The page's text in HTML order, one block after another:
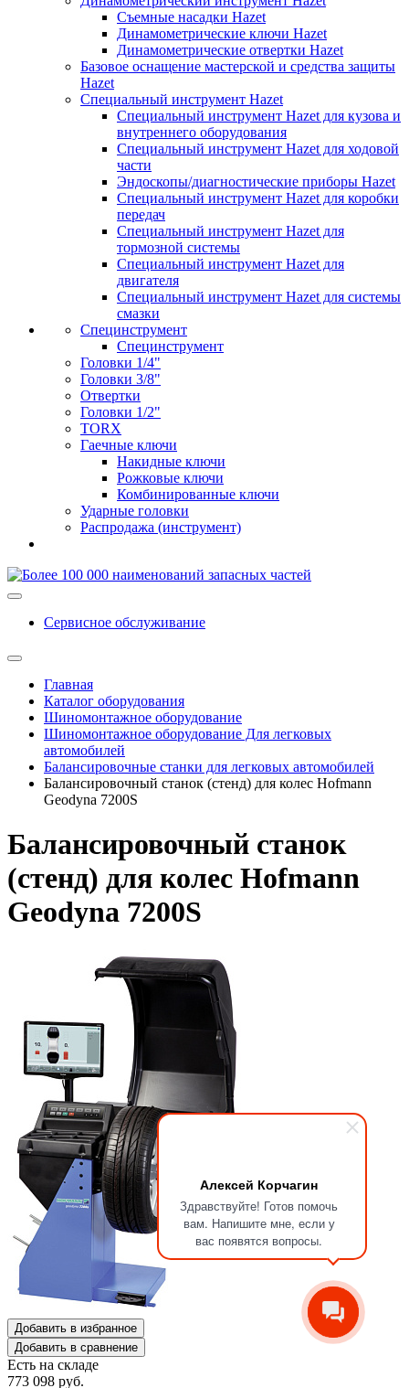
Алексей Корчагин
Здравствуйте! Готов помочь
вам. Напишите мне, если у
вас появятся вопросы.
Съемные насадки Hazet
Динамометрические ключи Hazet
Динамометрические отвертки Hazet
Базовое оснащение мастерской и средства защиты
Hazet
Специальный инструмент Hazet
Специальный инструмент Hazet для кузова и
внутреннего оборудования
Специальный инструмент Hazet для ходовой
части
Эндоскопы/диагностические приборы Hazet
Специальный инструмент Hazet для коробки
передач
Специальный инструмент Hazet для
тормозной системы
Специальный инструмент Hazet для
двигателя
Специальный инструмент Hazet для системы
смазки
Специнструмент
Специнструмент
Головки 1/4"
Головки 3/8"
Отвертки
Головки 1/2"
TORX
Гаечные ключи
Накидные ключи
Рожковые ключи
Комбинированные ключи
Ударные головки
Распродажа (инструмент)
Сервисное обслуживание
Главная
Каталог оборудования
Шиномонтажное оборудование
Шиномонтажное оборудование Для легковых
автомобилей
Балансировочные станки для легковых автомобилей
Балансировочный станок (стенд) для колес Hofmann
Geodyna 7200S
Балансировочный станок
(стенд) для колес Hofmann
Geodyna 7200S
Добавить в избранное
Добавить в сравнение
Есть на складе
773 098 руб.